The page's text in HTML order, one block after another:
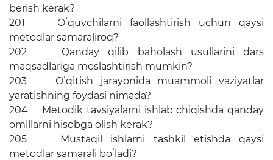
berish kerak?
201 Oʻquvchilarni faollashtirish uchun qaysi
metodlar samaraliroq?
202 Qanday qilib baholash usullarini dars
maqsadlariga moslashtirish mumkin?
203 Oʻqitish jarayonida muammoli vaziyatlar
yaratishning foydasi nimada?
204 Metodik tavsiyalarni ishlab chiqishda qanday
omillarni hisobga olish kerak?
205 Mustaqil ishlarni tashkil etishda qaysi
metodlar samarali boʻladi?